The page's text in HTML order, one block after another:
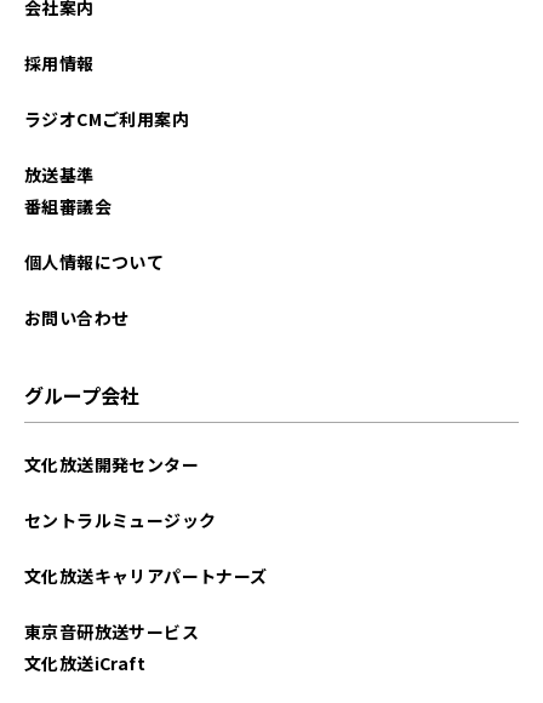
会社案内
採用情報
ラジオCMご利用案内
放送基準
番組審議会
個人情報について
お問い合わせ
グループ会社
文化放送開発センター
セントラルミュージック
文化放送キャリアパートナーズ
東京音研放送サービス
文化放送iCraft